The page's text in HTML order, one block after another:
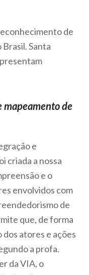
de
Santa
mapeamento de
e
criada a nossa
e o
envolvidos com
de
que, de forma
atores e ações
a profa.
da VIA, o